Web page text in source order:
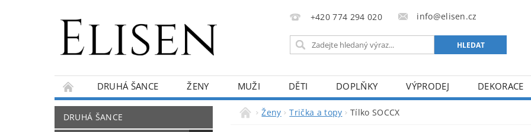
+420 774 294 020 info@elisen.cz
DRUHÁ ŠANCE ŽENY MUŽI DĚTI DOPLŇKY VÝPRODEJ
DEKORACE
KONTAKTY
O NÁS BLOG
DRUHÁ ŠANCE Ženy Trička a topy Tílko SOCCX